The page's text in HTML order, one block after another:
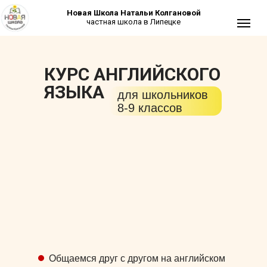
Новая Школа Натальи Колгановой
частная школа в Липецке
КУРС АНГЛИЙСКОГО
ЯЗЫКА
для школьников
8-9 классов
Общаемся друг с другом на английском